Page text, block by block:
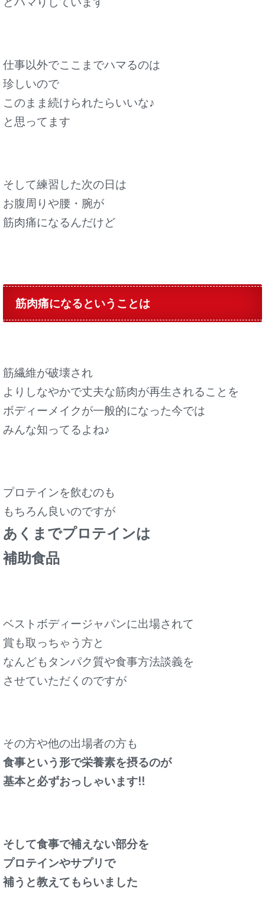
仕事以外でここまでハマるのは
珍しいので
このまま続けられたらいいな♪
と思ってます
そして練習した次の日は
お腹周りや腰・腕が
筋肉痛になるんだけど
筋肉痛になるということは
筋繊維が破壊され
よりしなやかで丈夫な筋肉が再生されることを
ボディーメイクが一般的になった今では
みんな知ってるよね♪
プロテインを飲むのも
もちろん良いのですが
あくまでプロテインは
補助食品
ベストボディージャパンに出場されて
賞も取っちゃう方と
なんどもタンパク質や食事方法談義を
させていただくのですが
その方や他の出場者の方も
食事という形で栄養素を摂るのが
基本と必ずおっしゃいます!!
そして食事で補えない部分を
プロテインやサプリで
補うと教えてもらいました